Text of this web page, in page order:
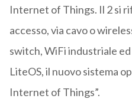
Internet of Things. Il 2 si
accesso, via cavo o
switch, WiFi industriale ed
LiteOS, il nuovo sistema
Internet of Things”.